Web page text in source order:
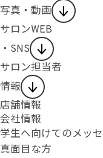
写真・動画
サロンWEB
・SNS
サロン担当者
情報
店舗情報
会社情報
学生へ向けてのメッ
真面目な方